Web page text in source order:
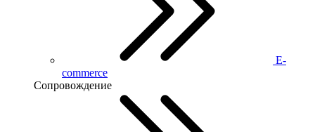
E-
commerce
Сопровождение